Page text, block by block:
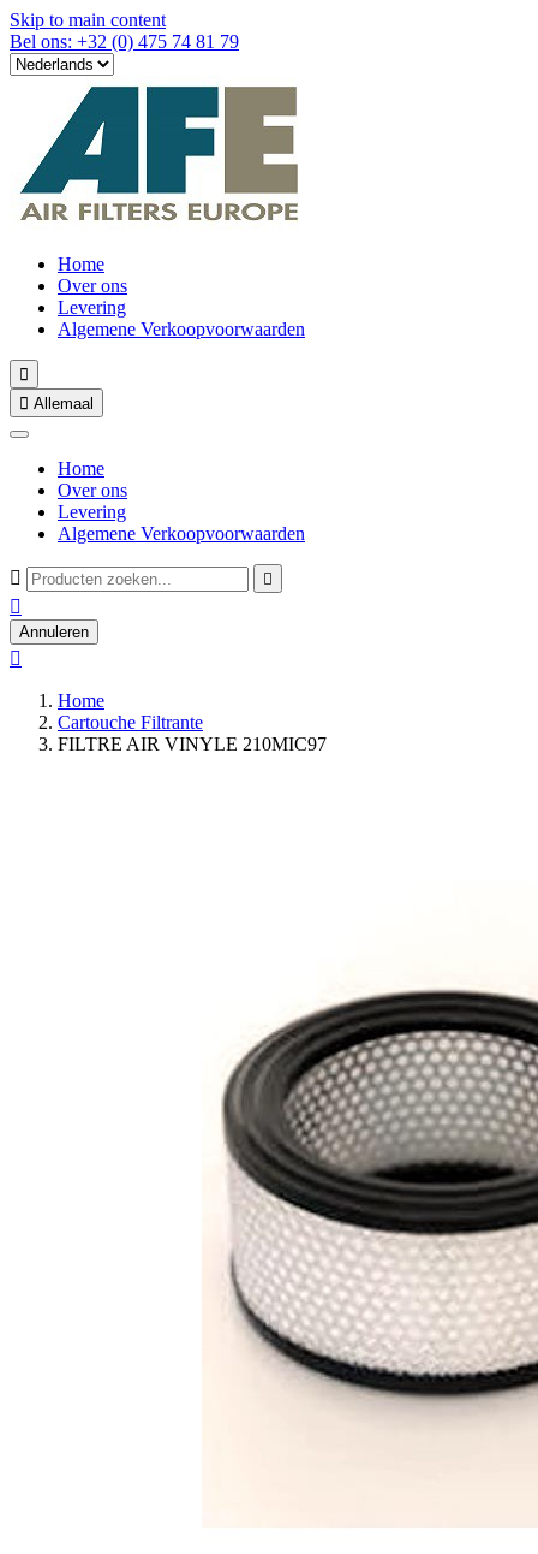
Skip to main content
Bel ons: +32 (0) 475 74 81 79
Home
Over ons
Levering
Algemene Verkoopvoorwaarden

 Allemaal
Home
Over ons
Levering
Algemene Verkoopvoorwaarden
 

Annuleren

Home
Cartouche Filtrante
FILTRE AIR VINYLE 210MIC97